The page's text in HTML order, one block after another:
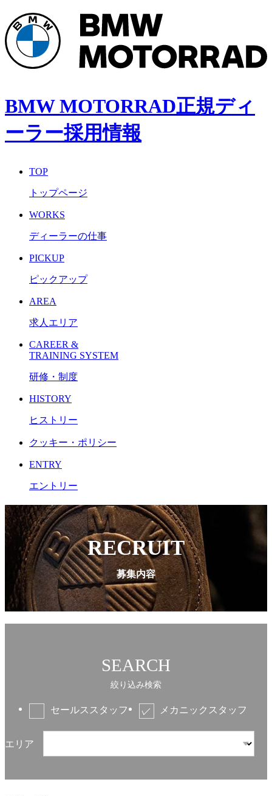
BMW MOTORRAD正規ディ
ーラー採用情報
TOP
トップページ
WORKS
ディーラーの仕事
PICKUP
ピックアップ
AREA
求人エリア
CAREER &
TRAINING SYSTEM
研修・制度
HISTORY
ヒストリー
クッキー・ポリシー
ENTRY
エントリー
RECRUIT
募集内容
SEARCH
絞り込み検索
セールススタッフ メカニックスタッフ
エリア